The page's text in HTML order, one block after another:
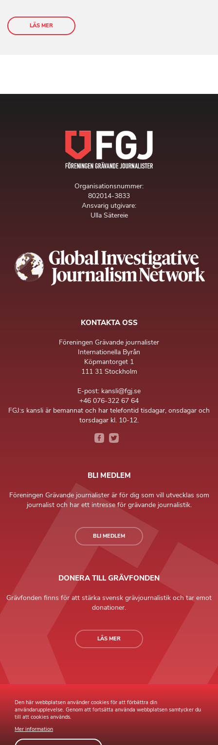
LÄS MER
Organisationsnummer:
802014-3833
Ansvarig utgivare:
Ulla Sätereie
KONTAKTA OSS
Föreningen Grävande journalister
Internationella Byrån
Köpmantorget 1
111 31 Stockholm
E-post: kansli@fgj.se
+46 076-322 67 64
FGJ:s kansli är bemannat och har telefontid tisdagar, onsdagar och
torsdagar kl. 10-12.
BLI MEDLEM
Föreningen Grävande journalister är för dig som vill utvecklas som
journalist och har ett intresse för grävande journalistik.
BLI MEDLEM
DONERA TILL GRÄVFONDEN
Grävfonden finns för att stärka svensk grävjournalistik och tar emot
donationer.
LÄS MER
Grävande Journalister © Copyright 2026 |
Easywebpubliceringsverktyg
Den här webbplatsen använder cookies för att förbättra din
användarupplevelse. Genom att fortsätta använda webbplatsen samtycker du
till att cookies används.
Mer information